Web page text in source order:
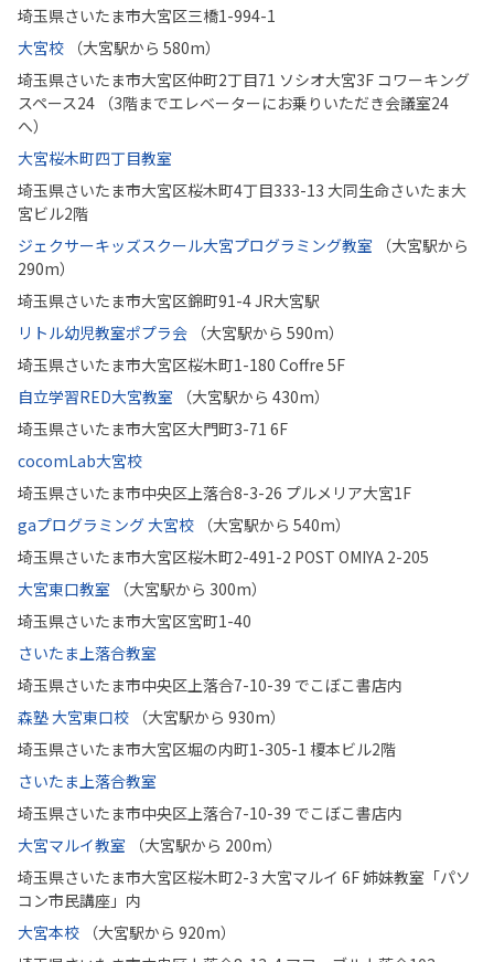
埼玉県さいたま市大宮区三橋1-994-1
大宮校
（大宮駅から 580m）
埼玉県さいたま市大宮区仲町2丁目71 ソシオ大宮3F コワーキング
スペース24 （3階までエレベーターにお乗りいただき会議室24
へ）
大宮桜木町四丁目教室
埼玉県さいたま市大宮区桜木町4丁目333-13 大同生命さいたま大
宮ビル2階
ジェクサーキッズスクール大宮プログラミング教室
（大宮駅から
290m）
埼玉県さいたま市大宮区錦町91-4 JR大宮駅
リトル幼児教室ポプラ会
（大宮駅から 590m）
埼玉県さいたま市大宮区桜木町1-180 Coffre 5F
自立学習RED大宮教室
（大宮駅から 430m）
埼玉県さいたま市大宮区大門町3-71 6F
cocomLab大宮校
埼玉県さいたま市中央区上落合8-3-26 プルメリア大宮1F
gaプログラミング 大宮校
（大宮駅から 540m）
埼玉県さいたま市大宮区桜木町2-491-2 POST OMIYA 2-205
大宮東口教室
（大宮駅から 300m）
埼玉県さいたま市大宮区宮町1-40
さいたま上落合教室
埼玉県さいたま市中央区上落合7-10-39 でこぼこ書店内
森塾 大宮東口校
（大宮駅から 930m）
埼玉県さいたま市大宮区堀の内町1-305-1 榎本ビル2階
さいたま上落合教室
埼玉県さいたま市中央区上落合7-10-39 でこぼこ書店内
大宮マルイ教室
（大宮駅から 200m）
埼玉県さいたま市大宮区桜木町2-3 大宮マルイ 6F 姉妹教室「パソ
コン市民講座」内
大宮本校
（大宮駅から 920m）